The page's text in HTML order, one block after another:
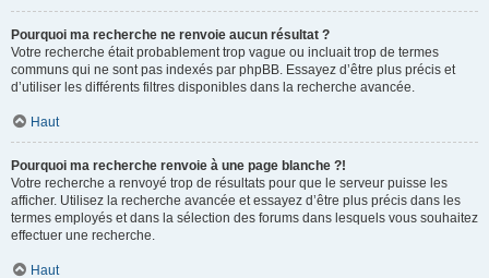
Pourquoi ma recherche ne renvoie aucun résultat ?
Votre recherche était probablement trop vague ou incluait trop de termes
communs qui ne sont pas indexés par phpBB. Essayez d’être plus précis et
d’utiliser les différents filtres disponibles dans la recherche avancée.
Haut
Pourquoi ma recherche renvoie à une page blanche ?!
Votre recherche a renvoyé trop de résultats pour que le serveur puisse les
afficher. Utilisez la recherche avancée et essayez d’être plus précis dans les
termes employés et dans la sélection des forums dans lesquels vous souhaitez
effectuer une recherche.
Haut